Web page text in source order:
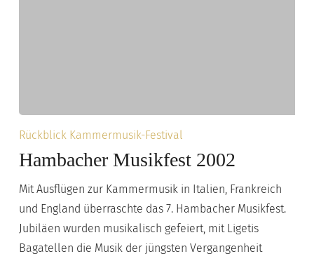
Hambacher
Musikfest
Rückblick Kammermusik-Festival
Hambacher Musikfest 2002
Mit Ausflügen zur Kammermusik in Italien, Frankreich
und England überraschte das 7. Hambacher Musikfest.
Jubiläen wurden musikalisch gefeiert, mit Ligetis
Bagatellen die Musik der jüngsten Vergangenheit